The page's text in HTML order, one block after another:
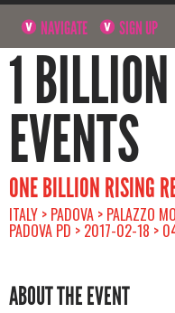
NAVIGATE SIGN UP
1
EVENTS
ONE BILLION RISING
ITALY > PADOVA > PALAZZO
PADOVA PD > 2017-02-18 >
ABOUT THE EVENT